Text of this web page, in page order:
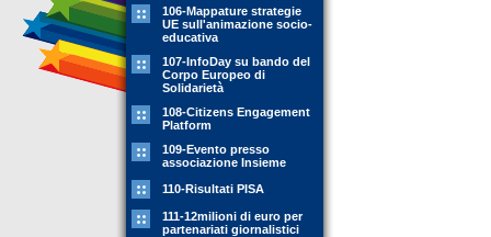
106-Mappature strategie
UE sull'animazione socio-
educativa
107-InfoDay su bando del
Corpo Europeo di
Solidarietà
108-Citizens Engagement
Platform
109-Evento presso
associazione Insieme
110-Risultati PISA
111-12milioni di euro per
partenariati giornalistici